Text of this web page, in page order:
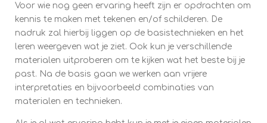
Voor wie nog geen ervaring heeft zijn er opdrachten om
kennis te maken met tekenen en/of schilderen. De
nadruk zal hierbij liggen op de basistechnieken en het
leren weergeven wat je ziet. Ook kun je verschillende
materialen uitproberen om te kijken wat het beste bij je
past. Na de basis gaan we werken aan vrijere
interpretaties en bijvoorbeeld combinaties van
materialen en technieken.